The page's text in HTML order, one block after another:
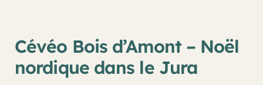
Cévéo Bois d’Amont – Noël
nordique dans le Jura